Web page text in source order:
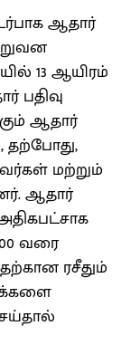
ஆதார்
13 ஆயிரம்
பதிவு
ஆதார்
தற்போது,
மற்றும்
ஆதார்
வரை
ரசீதும்